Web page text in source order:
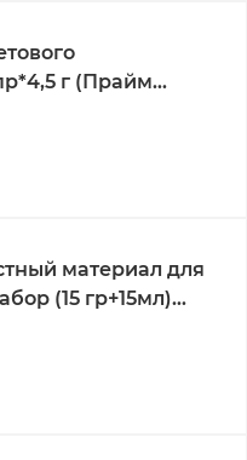
г (Прайм
материал для
(15 гр+15мл)